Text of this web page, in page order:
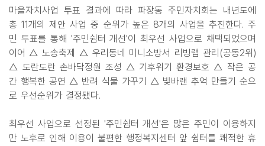
마을자치사업 투표 결과에 따라 파장동 주민자치회는 내년도에
총 11개의 제안 사업 중 순위가 높은 8개의 사업을 추진한다. 주
민 투표를 통해 '주민쉼터 개선'이 최우선 사업으로 채택되었으며
이어 △ 노송축제 △ 우리동네 미니소방서 리빙랩 관리(공동2위)
△ 도란도란 손바닥정원 조성 △ 기후위기 환경보호 △ 작은 공
간 행복한 공연 △ 반려 식물 가꾸기 △ 빛바랜 추억 만들기 순으
로 우선순위가 결정됐다.
최우선 사업으로 선정된 '주민쉼터 개선'은 많은 주민이 이용하지
만 노후로 인해 이용이 불편한 행정복지센터 앞 쉼터를 쾌적한 휴